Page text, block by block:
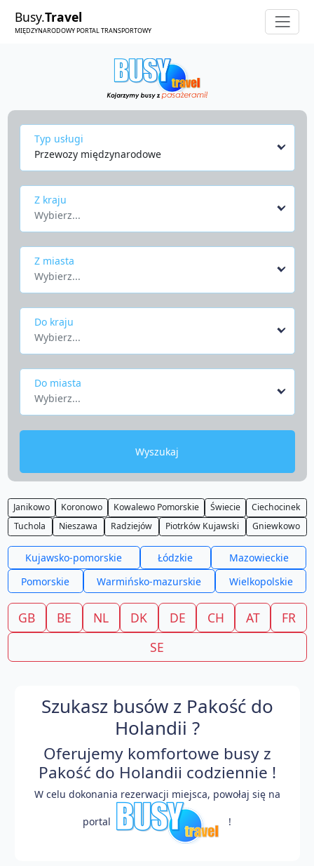
Busy.Travel
MIĘDZYNARODOWY PORTAL TRANSPORTOWY
Typ usługi
Przewozy międzynarodowe
Z kraju
Wybierz...
Z miasta
Wybierz...
Do kraju
Wybierz...
Do miasta
Wybierz...
Wyszukaj
Janikowo Koronowo Kowalewo Pomorskie Świecie
Ciechocinek
Tuchola
Nieszawa Radziejów Piotrków Kujawski Gniewkowo
Kujawsko-pomorskie Łódzkie
Mazowieckie
Pomorskie
Warmińsko-mazurskie Wielkopolskie
GB BE NL DK DE CH AT
FR
SE
Szukasz busów z Pakość do
Holandii ?
Oferujemy komfortowe busy z
Pakość do Holandii codziennie !
W celu dokonania rezerwacji miejsca, powołaj się na
portal !